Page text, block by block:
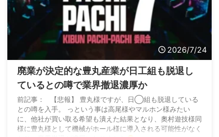
2026/7/24
廃業が決定的な豊丸産業が日工組も脱退し
ているとの噂で業界撤退濃厚か
前記事： 【悲報】 豊丸様ですが、日◯組も脱退している
との噂を入手。 っという事は高尾様やマルホン様みたい
に、他社が買い取る希望も潰えた結果となり、奧村遊技様同
様に豊丸様として機械がホール様に導入される可能性がなく